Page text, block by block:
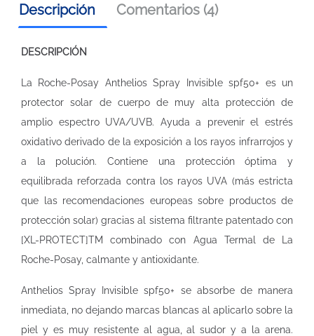
Descripción Comentarios (4)
DESCRIPCIÓN
La Roche-Posay Anthelios Spray Invisible spf50+ es un
protector solar de cuerpo de muy alta protección de
amplio espectro UVA/UVB. Ayuda a prevenir el estrés
oxidativo derivado de la exposición a los rayos infrarrojos y
a la polución. Contiene una protección óptima y
equilibrada reforzada contra los rayos UVA (más estricta
que las recomendaciones europeas sobre productos de
protección solar) gracias al sistema filtrante patentado con
[XL-PROTECT]TM combinado con Agua Termal de La
Roche-Posay, calmante y antioxidante.
Anthelios Spray Invisible spf50+ se absorbe de manera
inmediata, no dejando marcas blancas al aplicarlo sobre la
piel y es muy resistente al agua, al sudor y a la arena.